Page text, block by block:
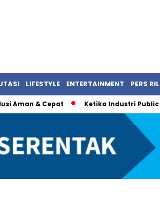
LIFESTYLE ENTERTAINMENT PERS
Aman & Cepat Ketika Industri